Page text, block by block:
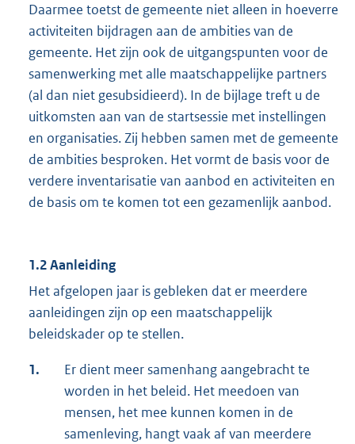
Daarmee toetst de gemeente niet alleen in hoeverre
activiteiten bijdragen aan de ambities van de
gemeente. Het zijn ook de uitgangspunten voor de
samenwerking met alle maatschappelijke partners
(al dan niet gesubsidieerd). In de bijlage treft u de
uitkomsten aan van de startsessie met instellingen
en organisaties. Zij hebben samen met de gemeente
de ambities besproken. Het vormt de basis voor de
verdere inventarisatie van aanbod en activiteiten en
de basis om te komen tot een gezamenlijk aanbod.
1.2Aanleiding
Het afgelopen jaar is gebleken dat er meerdere
aanleidingen zijn op een maatschappelijk
beleidskader op te stellen.
1.
Er dient meer samenhang aangebracht te
worden in het beleid. Het meedoen van
mensen, het mee kunnen komen in de
samenleving, hangt vaak af van meerdere